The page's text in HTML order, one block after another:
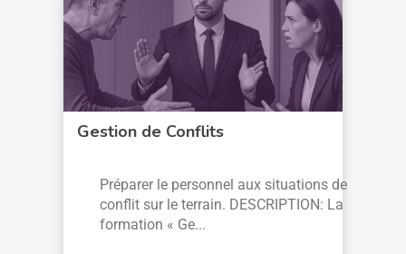
Gestion de Conflits
Préparer le personnel aux situations de
conflit sur le terrain. DESCRIPTION: La
formation « Ge...